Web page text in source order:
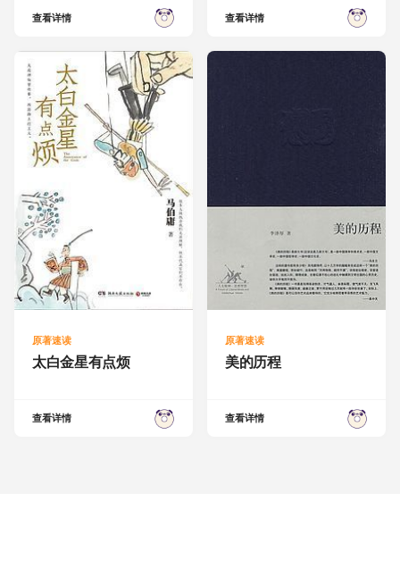
查看详情 查看详情
原著速读
太白金星有点烦
查看详情
原著速读
美的历程
查看详情